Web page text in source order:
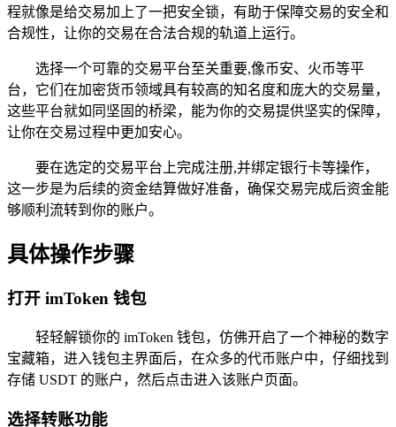
程就像是给交易加上了一把安全锁，有助于保障交易的安全和
合规性，让你的交易在合法合规的轨道上运行。
选择一个可靠的交易平台至关重要,像币安、火币等平
台，它们在加密货币领域具有较高的知名度和庞大的交易量，
这些平台就如同坚固的桥梁，能为你的交易提供坚实的保障，
让你在交易过程中更加安心。
要在选定的交易平台上完成注册,并绑定银行卡等操作，
这一步是为后续的资金结算做好准备，确保交易完成后资金能
够顺利流转到你的账户。
具体操作步骤
打开 imToken 钱包
轻轻解锁你的 imToken 钱包，仿佛开启了一个神秘的数字
宝藏箱，进入钱包主界面后，在众多的代币账户中，仔细找到
存储 USDT 的账户，然后点击进入该账户页面。
选择转账功能